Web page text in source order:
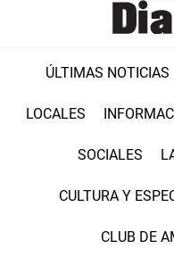
ÚLTIMAS NOTICIAS
LOCALES
SOCIALES
CULTURA Y
CLUB DE